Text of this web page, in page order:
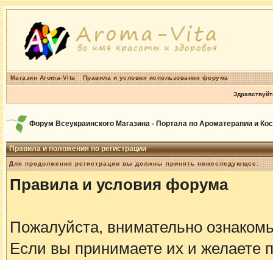
Магазин Aroma-Vita Правила и условия использования форума
Форум Всеукраинского Магазина - Портала по Ароматерапии и
Правила и положения по регистрации
Для продолжения регистрации вы должны принять нижеследующее:
Правила и условия форума
Пожалуйста, внимательно
Если вы принимаете их и желаете